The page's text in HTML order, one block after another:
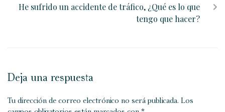
He sufrido un accidente de tráfico, ¿Qué es lo que
tengo que hacer?
Deja una respuesta
Tu dirección de correo electrónico no será publicada. Los